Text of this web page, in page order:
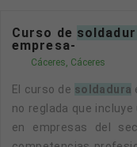
Curso de
empresa-
Cáceres, Cáceres
El curso de soldadura
no reglada que
en empresas del